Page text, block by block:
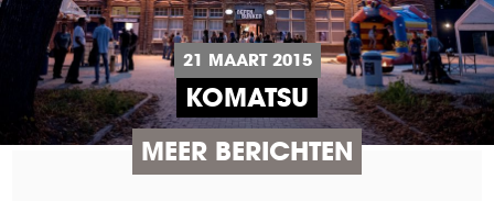
21 MAART 2015
KOMATSU
MEER BERICHTEN